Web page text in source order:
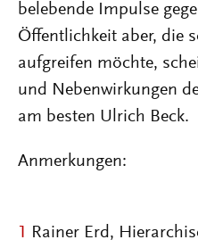
belebende Impulse
Öffentlichkeit aber, die
aufgreifen möchte,
und Nebenwirkungen
am besten Ulrich Beck.
Anmerkungen:
1 Rainer Erd,